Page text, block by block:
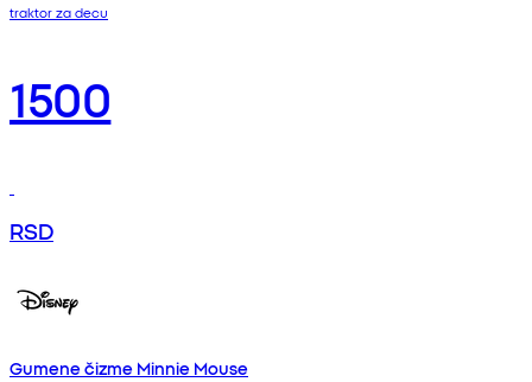
traktor za decu
1500
RSD
Gumene čizme Minnie Mouse